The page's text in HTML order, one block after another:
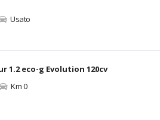
Usato
1.2 eco-g Evolution 120cv
Km 0